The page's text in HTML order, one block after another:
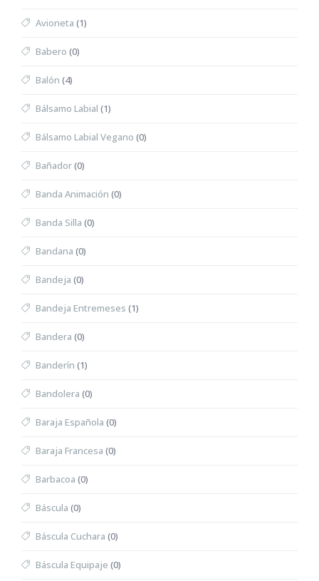
Avioneta (1)
Babero (0)
Balón (4)
Bálsamo Labial (1)
Bálsamo Labial Vegano (0)
Bañador(0)
Banda Animación (0)
Banda Silla (0)
Bandana (0)
Bandeja (0)
Bandeja Entremeses (1)
Bandera (0)
Banderín (1)
Bandolera (0)
Baraja Española (0)
Baraja Francesa (0)
Barbacoa (0)
Báscula (0)
Báscula Cuchara (0)
Báscula Equipaje (0)